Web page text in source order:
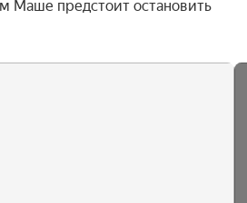
Маше предстоит остановить